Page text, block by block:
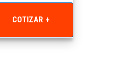
COTIZAR +